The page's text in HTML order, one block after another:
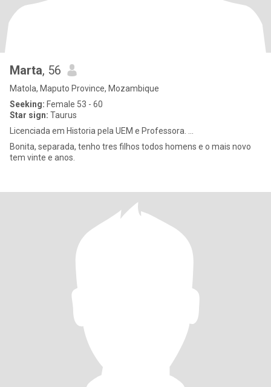
Marta, 56
Matola, Maputo Province, Mozambique
Seeking: Female 53 - 60
Star sign: Taurus
Licenciada em Historia pela UEM e Professora. ...
Bonita, separada, tenho tres filhos todos homens e o mais novo
tem vinte e anos.